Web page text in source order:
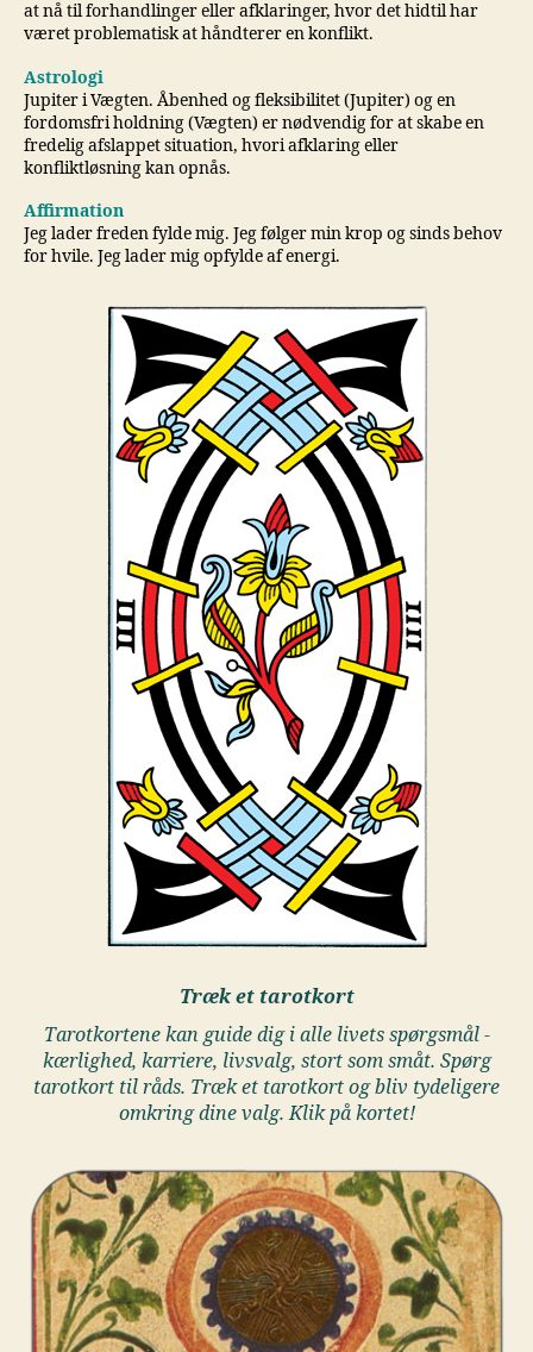
at nå til forhandlinger eller afklaringer, hvor det hidtil har
været problematisk at håndterer en konflikt.
Astrologi
Jupiter i Vægten. Åbenhed og fleksibilitet (Jupiter) og en
fordomsfri holdning (Vægten) er nødvendig for at skabe en
fredelig afslappet situation, hvori afklaring eller
konfliktløsning kan opnås.
Affirmation
Jeg lader freden fylde mig. Jeg følger min krop og sinds behov
for hvile. Jeg lader mig opfylde af energi.
Træk et tarotkort
Tarotkortene kan guide dig i alle livets spørgsmål -
kærlighed, karriere, livsvalg, stort som småt. Spørg
tarotkort til råds. Træk et tarotkort og bliv tydeligere
omkring dine valg. Klik på kortet!